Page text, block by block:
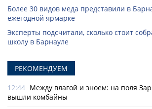
Более 30 видов меда представили в
ежегодной ярмарке
Эксперты подсчитали, сколько стоит
школу в Барнауле
РЕКОМЕНДУЕМ
12:44 Между влагой и зноем: на поля
вышли комбайны